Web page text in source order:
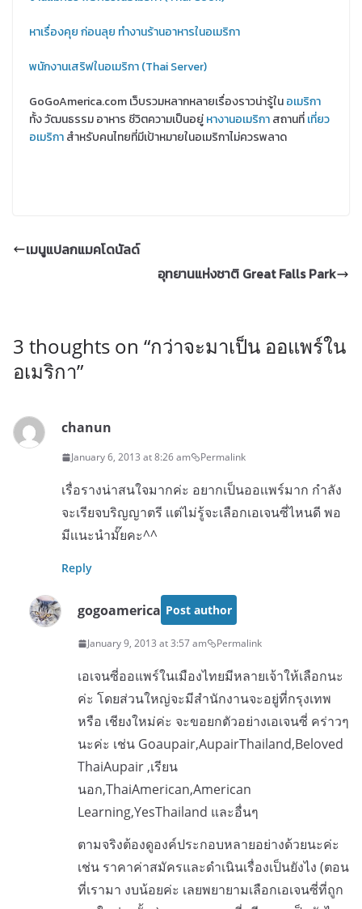
หาเรื่องคุย ก่อนลุย ทำงานร้านอาหารในอเมริกา
พนักงานเสริฟในอเมริกา (Thai Server)
GoGoAmerica.com เว็บรวมหลากหลายเรื่องราวน่ารู้ในอเมริกา
ทั้ง วัฒนธรรม อาหาร ชีวิตความเป็นอยู่หางานอเมริกาสถานที่เที่ยว
อเมริกาสำหรับคนไทยที่มีเป้าหมายในอเมริกาไม่ควรพลาด
เมนูแปลกแมคโดนัลด์
อุทยานแห่งชาติ Great Falls Park
3 thoughts on “กว่าจะมาเป็น ออแพร์ใน
อเมริกา”
chanun
January 6, 2013 at 8:26 am Permalink
เรื่อรางน่าสนใจมากค่ะ อยากเป็นออเเพร์มาก กำลัง
จะเรียจบริญญาตรี เเต่ไม่รู้จะเลือกเอเจนซี่ไหนดี พอ
มีเเนะนำมั๊ยคะ^^
Reply
gogoamerica Post author
January 9, 2013 at 3:57 am Permalink
เอเจนซี่ออแพร์ในเมืองไทยมีหลายเจ้าให้เลือกนะ
ค่ะ โดยส่วนใหญ่จะมีสำนักงานจะอยู่ที่กรุงเทพ
หรือ เชียงใหม่ค่ะ จะขอยกตัวอย่างเอเจนซี่ คร่าวๆ
นะค่ะ เช่น Goaupair,AupairThailand,Beloved
ThaiAupair ,เรียน
นอก,ThaiAmerican,American
Learning,YesThailand และอื่นๆ
ตามจริงต้องดูองค์ประกอบหลายอย่างด้วยนะค่ะ
เช่น ราคาค่าสมัครและดำเนินเรื่องเป็นยังไง (ตอน
ที่เรามา งบน้อยค่ะ เลยพยายามเลือกเอเจนซี่ที่ถูก